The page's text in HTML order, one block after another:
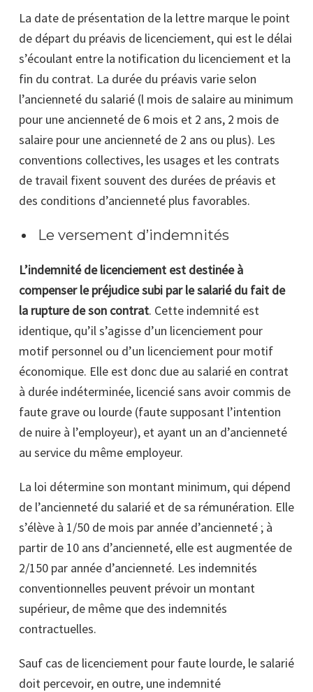
La date de présentation de la lettre marque le point
de départ du préavis de licenciement, qui est le délai
s’écoulant entre la notification du licenciement et la
fin du contrat. La durée du préavis varie selon
l’ancienneté du salarié (l mois de salaire au minimum
pour une ancienneté de 6 mois et 2 ans, 2 mois de
salaire pour une ancienneté de 2 ans ou plus). Les
conventions collectives, les usages et les contrats
de travail fixent souvent des durées de préavis et
des conditions d’ancienneté plus favorables.
Le versement d’indemnités
L’indemnité de licenciement est destinée à
compenser le préjudice subi par le salarié du fait de
la rupture de son contrat. Cette indemnité est
identique, qu’il s’agisse d’un licenciement pour
motif personnel ou d’un licenciement pour motif
économique. Elle est donc due au salarié en contrat
à durée indéterminée, licencié sans avoir commis de
faute grave ou lourde (faute supposant l’intention
de nuire à l’employeur), et ayant un an d’ancienneté
au service du même employeur.
La loi détermine son montant minimum, qui dépend
de l’ancienneté du salarié et de sa rémunération. Elle
s’élève à 1/50 de mois par année d’ancienneté ; à
partir de 10 ans d’ancienneté, elle est augmentée de
2/150 par année d’ancienneté. Les indemnités
conventionnelles peuvent prévoir un montant
supérieur, de même que des indemnités
contractuelles.
Sauf cas de licenciement pour faute lourde, le salarié
doit percevoir, en outre, une indemnité